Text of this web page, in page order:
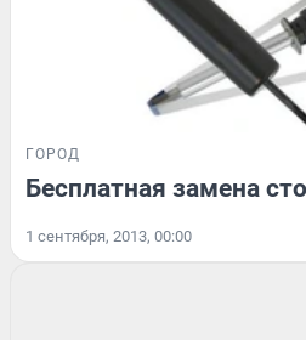
ГОРОД
Бесплатная замена
1 сентября, 2013, 00:00